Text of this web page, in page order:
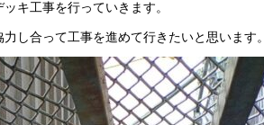
キ工事を行っていきます。
し合って工事を進めて行きたいと思います。